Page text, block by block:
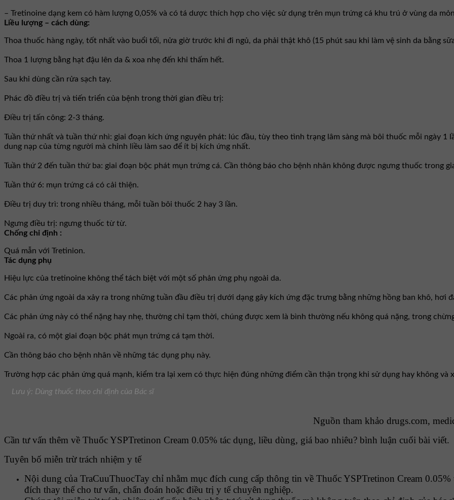
– Tretinoine dạng kem có hàm lượng 0,05% và có tá dược thích hợp cho việc sử dụng trên mụn trứng cá khu trú ở vùng da
Liều lượng – cách dùng:
Thoa thuốc hàng ngày, tốt nhất vào buổi tối, nửa giờ trước khi đi ngủ, da phải thật khô (15 phút sau khi làm vệ sinh da bằng
Thoa 1 lượng bằng hạt đậu lên da & xoa nhẹ đến khi thấm hết.
Sau khi dùng cần rửa sạch tay.
Phác đồ điều trị và tiến triển của bệnh trong thời gian điều trị:
Ðiều trị tấn công: 2-3 tháng.
Tuần thứ nhất và tuần thứ nhì: giai đoạn kích ứng nguyên phát: lúc đầu, tùy theo tình trạng lâm sàng mà bôi thuốc mỗi ngày 1
dung nạp của từng người mà chỉnh liều làm sao để ít bị kích ứng nhất.
Tuần thứ 2 đến tuần thứ ba: giai đoạn bộc phát mụn trứng cá. Cần thông báo cho bệnh nhân không được ngưng thuốc trong
Tuần thứ 6: mụn trứng cá có cải thiện.
Ðiều trị duy trì: trong nhiều tháng, mỗi tuần bôi thuốc 2 hay 3 lần.
Ngưng điều trị: ngưng thuốc từ từ.
Chống chỉ định :
Quá mẫn với Tretinion.
Tác dụng phụ
Hiệu lực của tretinoine không thể tách biệt với một số phản ứng phụ ngoài da.
Các phản ứng ngoài da xảy ra trong những tuần đầu điều trị dưới dạng gây kích ứng đặc trưng bằng những hồng ban khô, hơi
Các phản ứng này có thể nặng hay nhẹ, thường chỉ tạm thời, chúng được xem là bình thường nếu không quá nặng, trong
Ngoài ra, có một giai đoạn bộc phát mụn trứng cá tạm thời.
Cần thông báo cho bệnh nhân về những tác dụng phụ này.
Trường hợp các phản ứng quá mạnh, kiểm tra lại xem có thực hiện đúng những điểm cần thận trọng khi sử dụng hay không và
Lưu ý: Dùng thuốc theo chỉ định của Bác sĩ
Nguồn tham khảo drugs.com,
Cần tư vấn thêm về Thuốc YSPTretinon Cream 0.05% tác dụng, liều dùng, giá bao nhiêu? bình luận cuối bài viết.
Tuyên bố miễn trừ trách nhiệm y tế
Nội dung của TraCuuThuocTay chỉ nhằm mục đích cung cấp thông tin về Thuốc YSPTretinon Cream
đích thay thế cho tư vấn, chẩn đoán hoặc điều trị y tế chuyên nghiệp.